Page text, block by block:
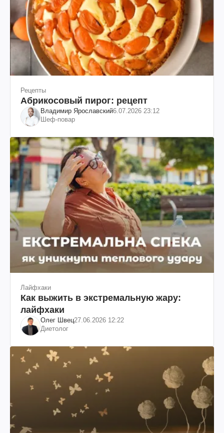
Рецепты
Абрикосовый пирог: рецепт
Владимир Ярославский6.07.2026 23:12
Шеф-повар
Лайфхаки
Как выжить в экстремальную жару:
лайфхаки
Олег Швец27.06.2026 12:22
Диетолог